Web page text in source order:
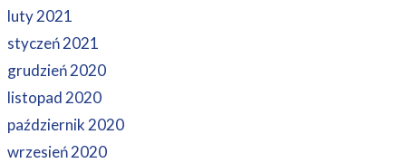
luty 2021
styczeń 2021
grudzień 2020
listopad 2020
październik 2020
wrzesień 2020